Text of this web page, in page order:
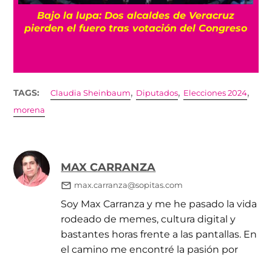
Bajo la lupa: Dos alcaldes de Veracruz
pierden el fuero tras votación del Congreso
TAGS: Claudia Sheinbaum, Diputados, Elecciones 2024,
morena
MAX CARRANZA
max.carranza@sopitas.com
Soy Max Carranza y me he pasado la vida
rodeado de memes, cultura digital y
bastantes horas frente a las pantallas. En
el camino me encontré la pasión por